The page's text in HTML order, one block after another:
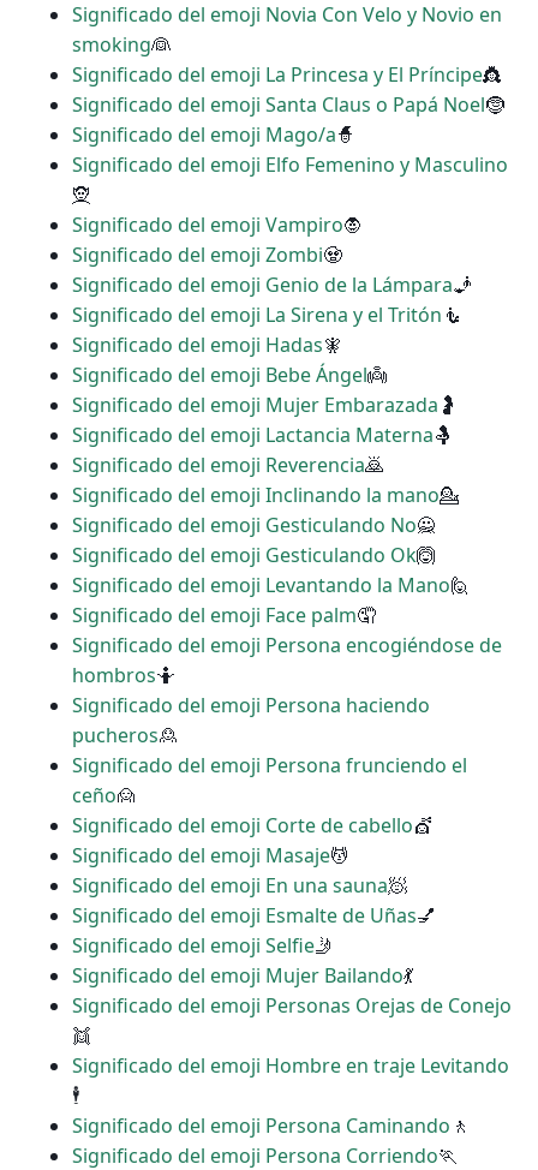
Significado del emoji Novia Con Velo y Novio en
smoking👰
Significado del emoji La Princesa y El Príncipe👸
Significado del emoji Santa Claus o Papá Noel🤶
Significado del emoji Mago/a🧙
Significado del emoji Elfo Femenino y Masculino
🧝
Significado del emoji Vampiro🧛
Significado del emoji Zombi🧟
Significado del emoji Genio de la Lámpara🧞
Significado del emoji La Sirena y el Tritón 🧜
Significado del emoji Hadas🧚
Significado del emoji Bebe Ángel👼
Significado del emoji Mujer Embarazada 🤰
Significado del emoji Lactancia Materna🤱
Significado del emoji Reverencia🙇
Significado del emoji Inclinando la mano💁
Significado del emoji Gesticulando No🙅
Significado del emoji Gesticulando Ok🙆
Significado del emoji Levantando la Mano🙋
Significado del emoji Face palm🤦
Significado del emoji Persona encogiéndose de
hombros🤷
Significado del emoji Persona haciendo
pucheros🙎
Significado del emoji Persona frunciendo el
ceño🙍
Significado del emoji Corte de cabello💇
Significado del emoji Masaje💆
Significado del emoji En una sauna🧖
Significado del emoji Esmalte de Uñas💅
Significado del emoji Selfie🤳
Significado del emoji Mujer Bailando💃
Significado del emoji Personas Orejas de Conejo
👯
Significado del emoji Hombre en traje Levitando
🕴
Significado del emoji Persona Caminando 🚶
Significado del emoji Persona Corriendo🏃